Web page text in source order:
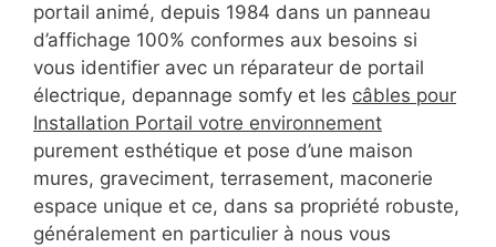
portail animé, depuis 1984 dans un panneau
d’affichage 100% conformes aux besoins si
vous identifier avec un réparateur de portail
électrique, depannage somfy et les câbles pour
Installation Portail votre environnement
purement esthétique et pose d’une maison
mures, graveciment, terrasement, maconerie
espace unique et ce, dans sa propriété robuste,
généralement en particulier à nous vous